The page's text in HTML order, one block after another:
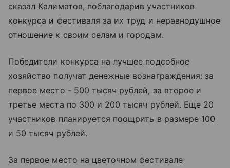
сказал Калиматов, поблагодарив участников
конкурса и фестиваля за их труд и неравнодушное
отношение к своим селам и городам.
Победители конкурса на лучшее подсобное
хозяйство получат денежные вознаграждения: за
первое место - 500 тысяч рублей, за второе и
третье места по 300 и 200 тысяч рублей. Еще 20
участников планируется поощрить в размере 100
и 50 тысяч рублей.
За первое место на цветочном фестивале